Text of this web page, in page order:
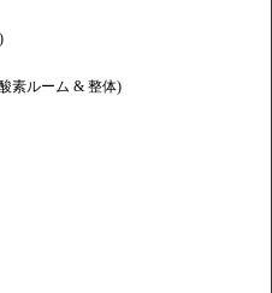
素ルーム & 整体)